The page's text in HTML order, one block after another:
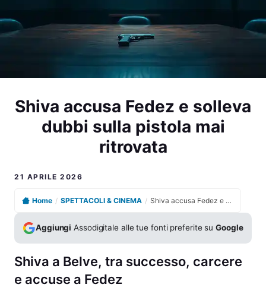
Shiva accusa Fedez e solleva
dubbi sulla pistola mai
ritrovata
21 APRILE 2026
Home / SPETTACOLI & CINEMA / Shiva accusa Fedez e solleva dubbi sulla pistola mai ritrovata
Aggiungi Assodigitale alle tue fonti preferite suGoogle
Shiva a Belve, tra successo, carcere
e accuse a Fedez